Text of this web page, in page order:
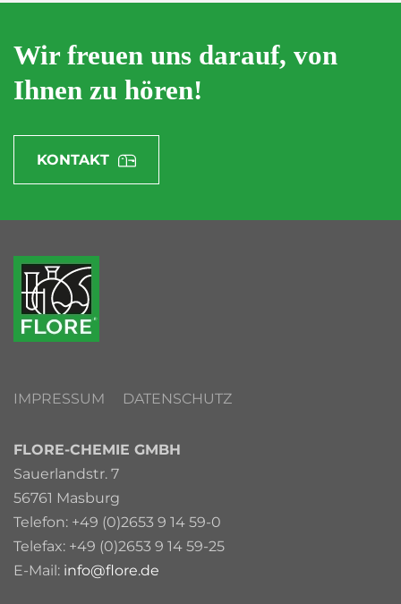
Wir freuen uns darauf, von
Ihnen zu hören!
KONTAKT
IMPRESSUM DATENSCHUTZ
FLORE-CHEMIE GMBH
Sauerlandstr. 7
56761 Masburg
Telefon: +49 (0)2653 9 14 59-0
Telefax: +49 (0)2653 9 14 59-25
E-Mail: info@flore.de